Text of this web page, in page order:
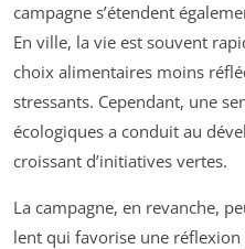
campagne s’étendent
En ville, la vie est souvent
choix alimentaires moins
stressants. Cependant, une
écologiques a conduit au
croissant d’initiatives vertes.
La campagne, en revanche,
lent qui favorise une